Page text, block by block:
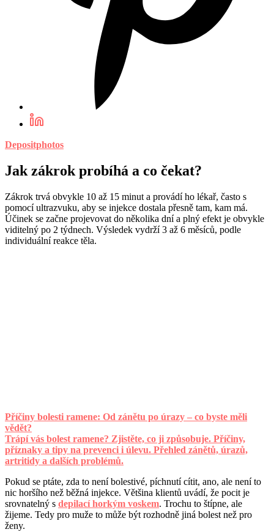
Depositphotos
Jak zákrok probíhá a co čekat?
Zákrok trvá obvykle 10 až 15 minut a provádí ho lékař, často s
pomocí ultrazvuku, aby se injekce dostala přesně tam, kam má.
Účinek se začne projevovat do několika dní a plný efekt je obvykle
viditelný po 2 týdnech. Výsledek vydrží 3 až 6 měsíců, podle
individuální reakce těla.
Příčiny bolesti ramene: Od zánětu po úrazy – co byste měli
vědět?
Trápí vás bolest ramene? Zjistěte, co ji způsobuje. Příčiny,
příznaky a tipy na prevenci i úlevu. Přehled zánětů, úrazů,
artritidy a dalších problémů.
Pokud se ptáte, zda to není bolestivé, píchnutí cítit, ano, ale není to
nic horšího než běžná injekce. Většina klientů uvádí, že pocit je
srovnatelný s depilací horkým voskem. Trochu to štípne, ale
žijeme. Tedy pro muže to může být rozhodně jiná bolest než pro
ženy.